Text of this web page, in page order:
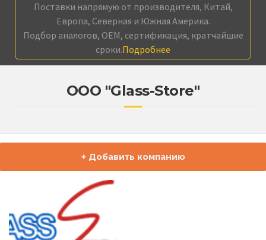
Поставки напрямую от производителя, Китай,
Европа, Северная и Южная Америка.
Подбор аналогов, OEM, сертификация, кратчайшие
сроки.Подробнее
ООО "Glass-Store"
+ Добавить компанию